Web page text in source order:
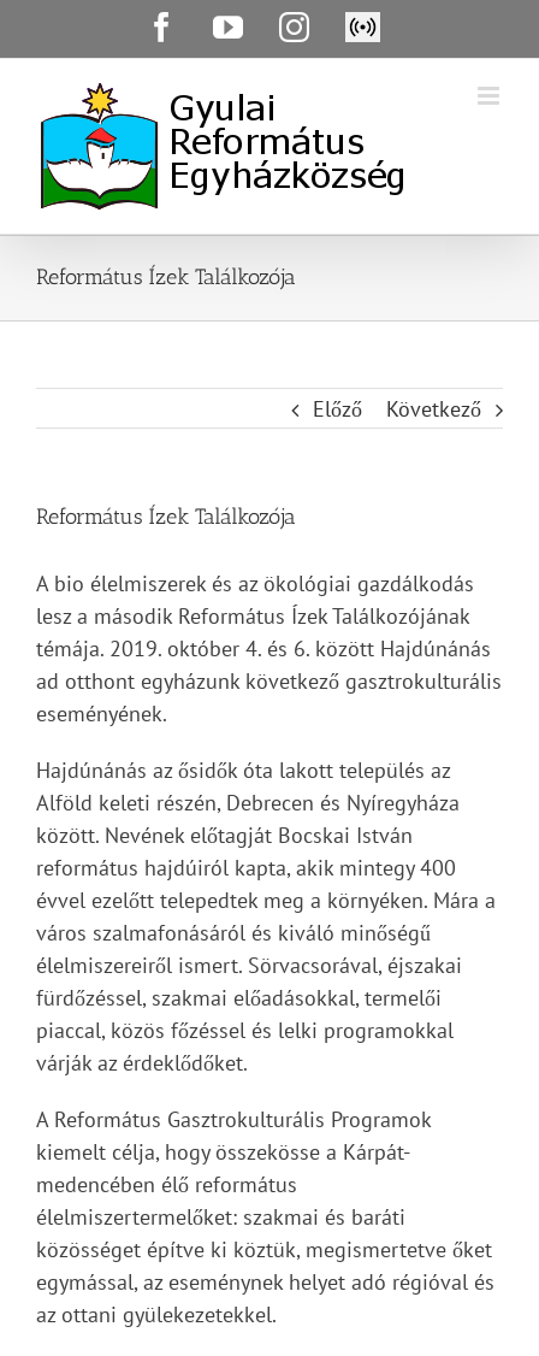
FacebookYouTubeInstagram
Élő
közvetítés
Református Ízek Találkozója
Előző Következő
Református Ízek Találkozója
A bio élelmiszerek és az ökológiai gazdálkodás
lesz a második Református Ízek Találkozójának
témája. 2019. október 4. és 6. között Hajdúnánás
ad otthont egyházunk következő gasztrokulturális
eseményének.
Hajdúnánás az ősidők óta lakott település az
Alföld keleti részén, Debrecen és Nyíregyháza
között. Nevének előtagját Bocskai István
református hajdúiról kapta, akik mintegy 400
évvel ezelőtt telepedtek meg a környéken. Mára a
város szalmafonásáról és kiváló minőségű
élelmiszereiről ismert. Sörvacsorával, éjszakai
fürdőzéssel, szakmai előadásokkal, termelői
piaccal, közös főzéssel és lelki programokkal
várják az érdeklődőket.
A Református Gasztrokulturális Programok
kiemelt célja, hogy összekösse a Kárpát-
medencében élő református
élelmiszertermelőket: szakmai és baráti
közösséget építve ki köztük, megismertetve őket
egymással, az eseménynek helyet adó régióval és
az ottani gyülekezetekkel.